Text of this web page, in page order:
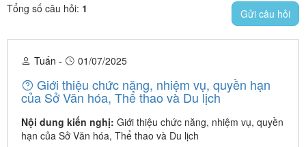
Tổng số câu hỏi: 1 Gửi câu hỏi
Tuấn - 01/07/2025
Giới thiệu chức năng, nhiệm vụ, quyền hạn
của Sở Văn hóa, Thể thao và Du lịch
Nội dung kiến nghị: Giới thiệu chức năng, nhiệm vụ, quyền
hạn của Sở Văn hóa, Thể thao và Du lịch